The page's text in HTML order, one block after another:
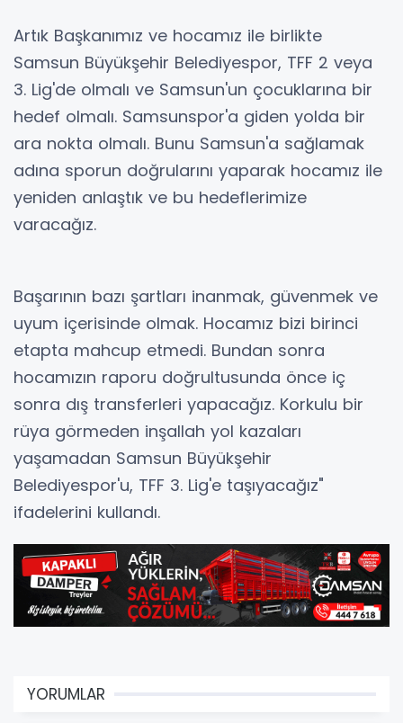
Artık Başkanımız ve hocamız ile birlikte
Samsun Büyükşehir Belediyespor, TFF 2 veya
3. Lig'de olmalı ve Samsun'un çocuklarına bir
hedef olmalı. Samsunspor'a giden yolda bir
ara nokta olmalı. Bunu Samsun'a sağlamak
adına sporun doğrularını yaparak hocamız ile
yeniden anlaştık ve bu hedeflerimize
varacağız.
Başarının bazı şartları inanmak, güvenmek ve
uyum içerisinde olmak. Hocamız bizi birinci
etapta mahcup etmedi. Bundan sonra
hocamızın raporu doğrultusunda önce iç
sonra dış transferleri yapacağız. Korkulu bir
rüya görmeden inşallah yol kazaları
yaşamadan Samsun Büyükşehir
Belediyespor'u, TFF 3. Lig'e taşıyacağız"
ifadelerini kullandı.
YORUMLAR